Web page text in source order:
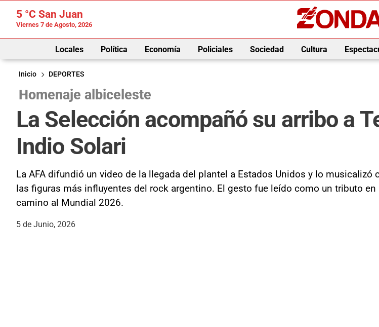
5 °C San Juan
Viernes 7 de Agosto, 2026
Locales Política Economía Policiales Sociedad Cultura
Inicio
DEPORTES
Homenaje albiceleste
La Selección acompañó su arribo a
Indio Solari
La AFA difundió un video de la llegada del plantel a Estados Unidos y lo
las figuras más influyentes del rock argentino. El gesto fue leído como un tributo
camino al Mundial 2026.
5 de Junio, 2026